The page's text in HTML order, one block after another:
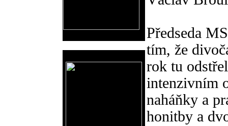
Předseda
tím, že
rok tu
intenzivním
naháňky a
honitby a